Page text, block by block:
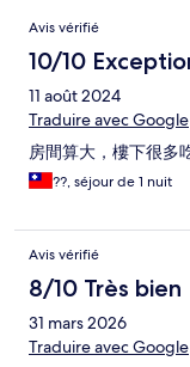
Avis
Avis vérifié
10/10
11 août 2024
Traduire avec Google
房間算大，樓下很多
??, séjour de 1 nuit
Avis vérifié
8/10 Très bien
31 mars 2026
Traduire avec Google